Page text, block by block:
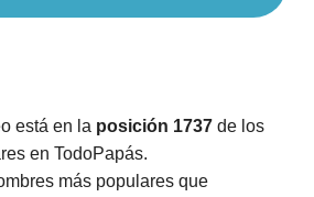
está en la posición 1737 de los
en TodoPapás.
más populares que